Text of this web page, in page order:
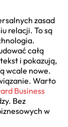
zasad
relacji. To są
całą
i pokazują,
wcale nowe.
Warto
Business
Bez
w